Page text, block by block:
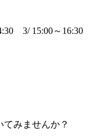
3/ 15:00～16:30
みませんか？